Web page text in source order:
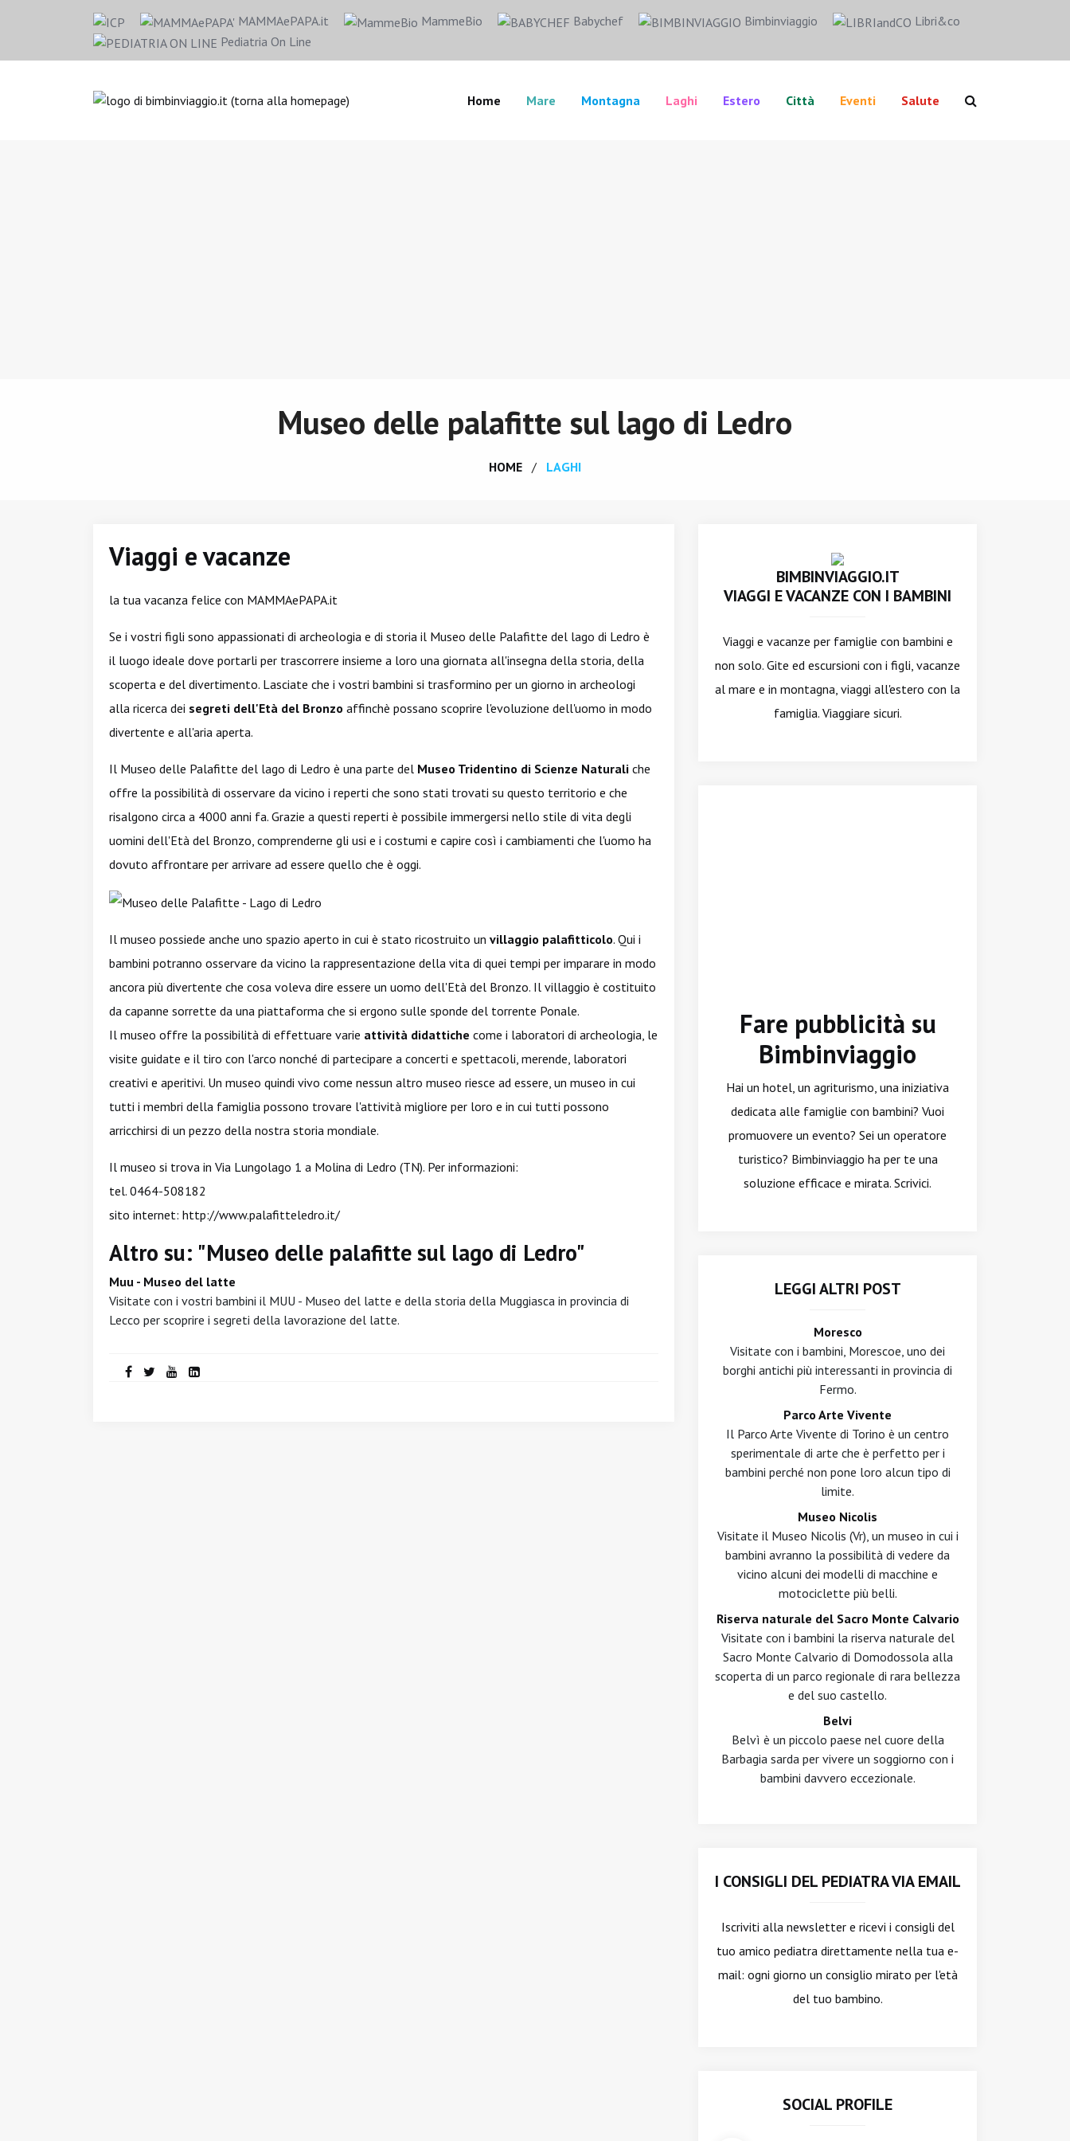
MAMMAePAPA.it MammeBio Babychef Bimbinviaggio
Libri&co
Pediatria On Line
Home Mare Montagna Laghi Estero Città Eventi Salute
Museo delle palafitte sul lago di Ledro
HOME LAGHI
Viaggi e vacanze
la tua vacanza felice con MAMMAePAPA.it
Se i vostri figli sono appassionati di archeologia e di storia il Museo delle Palafitte del lago di Ledro è
il luogo ideale dove portarli per trascorrere insieme a loro una giornata all'insegna della storia, della
scoperta e del divertimento. Lasciate che i vostri bambini si trasformino per un giorno in archeologi
alla ricerca dei segreti dell'Età del Bronzo affinchè possano scoprire l'evoluzione dell'uomo in modo
divertente e all'aria aperta.
Il Museo delle Palafitte del lago di Ledro è una parte del Museo Tridentino di Scienze Naturali che
offre la possibilità di osservare da vicino i reperti che sono stati trovati su questo territorio e che
risalgono circa a 4000 anni fa. Grazie a questi reperti è possibile immergersi nello stile di vita degli
uomini dell'Età del Bronzo, comprenderne gli usi e i costumi e capire così i cambiamenti che l'uomo ha
dovuto affrontare per arrivare ad essere quello che è oggi.
Il museo possiede anche uno spazio aperto in cui è stato ricostruito un villaggio palafitticolo. Qui i
bambini potranno osservare da vicino la rappresentazione della vita di quei tempi per imparare in modo
ancora più divertente che cosa voleva dire essere un uomo dell'Età del Bronzo. Il villaggio è costituito
da capanne sorrette da una piattaforma che si ergono sulle sponde del torrente Ponale.
Il museo offre la possibilità di effettuare varie attività didattiche come i laboratori di archeologia, le
visite guidate e il tiro con l'arco nonché di partecipare a concerti e spettacoli, merende, laboratori
creativi e aperitivi. Un museo quindi vivo come nessun altro museo riesce ad essere, un museo in cui
tutti i membri della famiglia possono trovare l'attività migliore per loro e in cui tutti possono
arricchirsi di un pezzo della nostra storia mondiale.
Il museo si trova in Via Lungolago 1 a Molina di Ledro (TN). Per informazioni:
tel. 0464-508182
sito internet: http://www.palafitteledro.it/
Altro su: "Museo delle palafitte sul lago di Ledro"
Muu - Museo del latte
Visitate con i vostri bambini il MUU - Museo del latte e della storia della Muggiasca in provincia di
Lecco per scoprire i segreti della lavorazione del latte.
BIMBINVIAGGIO.IT
VIAGGI E VACANZE CON I BAMBINI
Viaggi e vacanze per famiglie con bambini e
non solo. Gite ed escursioni con i figli, vacanze
al mare e in montagna, viaggi all'estero con la
famiglia. Viaggiare sicuri.
Fare pubblicità su
Bimbinviaggio
Hai un hotel, un agriturismo, una iniziativa
dedicata alle famiglie con bambini? Vuoi
promuovere un evento? Sei un operatore
turistico? Bimbinviaggio ha per te una
soluzione efficace e mirata. Scrivici.
LEGGI ALTRI POST
Moresco
Visitate con i bambini, Morescoe, uno dei
borghi antichi più interessanti in provincia di
Fermo.
Parco Arte Vivente
Il Parco Arte Vivente di Torino è un centro
sperimentale di arte che è perfetto per i
bambini perché non pone loro alcun tipo di
limite.
Museo Nicolis
Visitate il Museo Nicolis (Vr), un museo in cui i
bambini avranno la possibilità di vedere da
vicino alcuni dei modelli di macchine e
motociclette più belli.
Riserva naturale del Sacro Monte Calvario
Visitate con i bambini la riserva naturale del
Sacro Monte Calvario di Domodossola alla
scoperta di un parco regionale di rara bellezza
e del suo castello.
Belvi
Belvì è un piccolo paese nel cuore della
Barbagia sarda per vivere un soggiorno con i
bambini davvero eccezionale.
I CONSIGLI DEL PEDIATRA VIA EMAIL
Iscriviti alla newslettere ricevi i consigli del
tuo amico pediatra direttamente nella tua e-
mail: ogni giorno un consiglio mirato per l'età
del tuo bambino.
SOCIAL PROFILE